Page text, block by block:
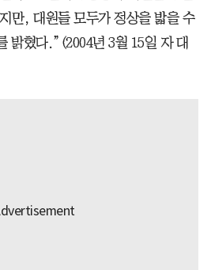
만, 대원들 모두가 정상을 밟을 수
밝혔다.”(2004년 3월 15일 자 대